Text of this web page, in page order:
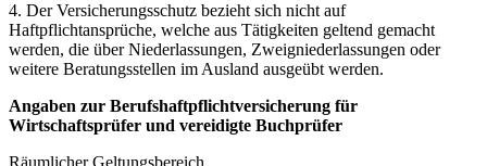
4. Der Versicherungsschutz bezieht sich nicht auf
Haftpflichtansprüche, welche aus Tätigkeiten geltend gemacht
werden, die über Niederlassungen, Zweigniederlassungen oder
weitere Beratungsstellen im Ausland ausgeübt werden.
Angaben zur Berufshaftpflichtversicherung für
Wirtschaftsprüfer und vereidigte Buchprüfer